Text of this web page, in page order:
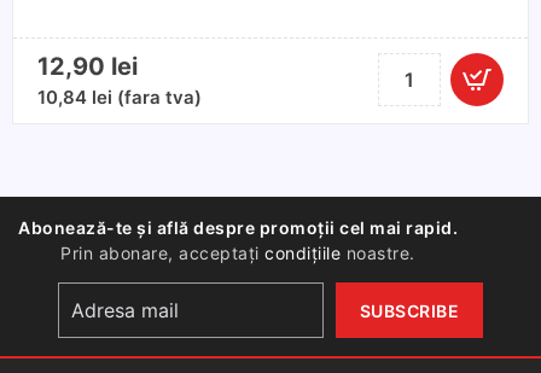
12,90 lei
10,84 lei (fara tva)
Cantitate
Solutie
Abonează-te și află despre promoții cel mai rapid.
Prin abonare, acceptațicondițiile noastre.